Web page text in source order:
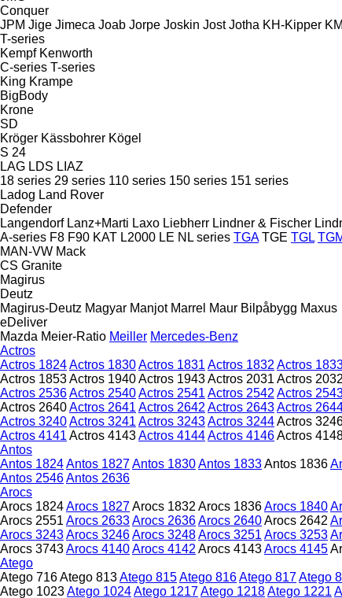
Conquer
JPM Jige Jimeca Joab Jorpe Joskin Jost Jotha KH-Kipper
T-series
Kempf Kenworth
C-series T-series
King Krampe
BigBody
Krone
SD
Kröger Kässbohrer Kögel
S 24
LAG LDS LIAZ
18 series 29 series 110 series 150 series 151 series
Ladog Land Rover
Defender
Langendorf Lanz+Marti Laxo Liebherr Lindner & Fischer
A-series F8 F90 KAT L2000 LE NL series TGA TGE TGL
MAN-VW Mack
CS Granite
Magirus
Deutz
Magirus-Deutz Magyar Manjot Marrel Maur Bilpåbygg Maxus
eDeliver
Mazda Meier-Ratio Meiller Mercedes-Benz
Actros
Actros 1824Actros 1830Actros 1831 Actros 1832 Actros
Actros 1853Actros 1940Actros 1943Actros 2031 Actros 2032
Actros 2536Actros 2540Actros 2541 Actros 2542 Actros
Actros 2640Actros 2641 Actros 2642 Actros 2643Actros
Actros 3240Actros 3241 Actros 3243Actros 3244Actros
Actros 4141 Actros 4143Actros 4144Actros 4146Actros
Antos
Antos 1824Antos 1827Antos 1830Antos 1833Antos 1836
Antos 2546Antos 2636
Arocs
Arocs 1824Arocs 1827Arocs 1832 Arocs 1836Arocs 1840
Arocs 2551 Arocs 2633Arocs 2636Arocs 2640Arocs 2642
Arocs 3243Arocs 3246Arocs 3248Arocs 3251 Arocs 3253
Arocs 3743Arocs 4140Arocs 4142 Arocs 4143Arocs 4145
Atego
Atego 716Atego 813Atego 815Atego 816Atego 817Atego
Atego 1023Atego 1024Atego 1217Atego 1218Atego 1221